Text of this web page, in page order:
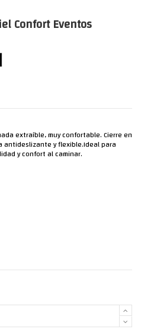
Confort Eventos
extraíble, muy confortable. Cierre en
antideslizante y flexible.Ideal para
y confort al caminar.